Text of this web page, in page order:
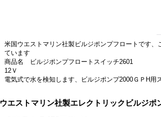
米国ウエストマリン社製ビルジポンプフロートです
ています
商品名 ビルジポンプフロートスイッチ2601
12Ｖ
電気式で水を検知します、ビルジポンプ2000ＧＰH用
ウエストマリン社製エレクトリックビルジ